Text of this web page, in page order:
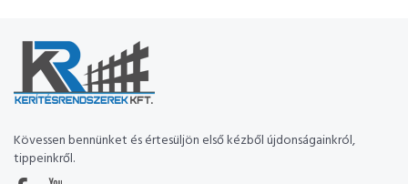
Kövessen bennünket és értesüljön első kézből újdonságainkról,
tippeinkről.